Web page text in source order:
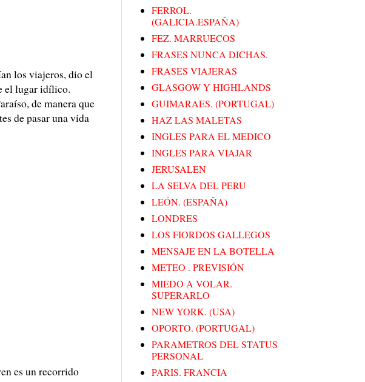
los viajeros, dio el
el lugar idílico.
de manera que
de pasar una vida
es un recorrido
FERROL.
(GALICIA.ESPAÑA)
FEZ. MARRUECOS
FRASES NUNCA DICHAS.
FRASES VIAJERAS
GLASGOW Y HIGHLANDS
GUIMARAES. (PORTUGAL)
HAZ LAS MALETAS
INGLES PARA EL MEDICO
INGLES PARA VIAJAR
JERUSALEN
LA SELVA DEL PERU
LEÓN. (ESPAÑA)
LONDRES
LOS FIORDOS GALLEGOS
MENSAJE EN LA BOTELLA
METEO . PREVISIÓN
MIEDO A VOLAR.
SUPERARLO
NEW YORK. (USA)
OPORTO. (PORTUGAL)
PARAMETROS DEL STATUS
PERSONAL
PARIS. FRANCIA